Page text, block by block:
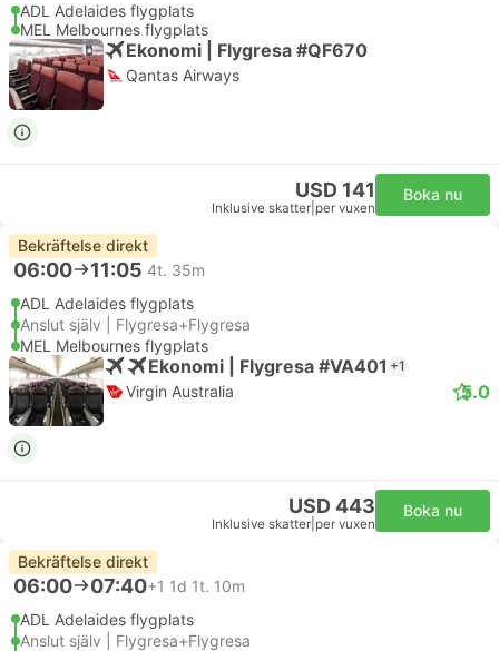
ADL Adelaides flygplats
MEL Melbournes flygplats
Ekonomi | Flygresa #QF670
Qantas Airways
USD 141
Inklusive skatter per vuxen
Boka nu
Bekräftelse direkt
06:00 11:05 4t. 35m
ADL Adelaides flygplats
Anslut själv | Flygresa+Flygresa
MEL Melbournes flygplats
Ekonomi | Flygresa #VA401 +1
Virgin Australia 5.0
USD 443
Inklusive skatter per vuxen
Boka nu
Bekräftelse direkt
06:00 07:40+1 1d 1t. 10m
ADL Adelaides flygplats
Anslut själv | Flygresa+Flygresa